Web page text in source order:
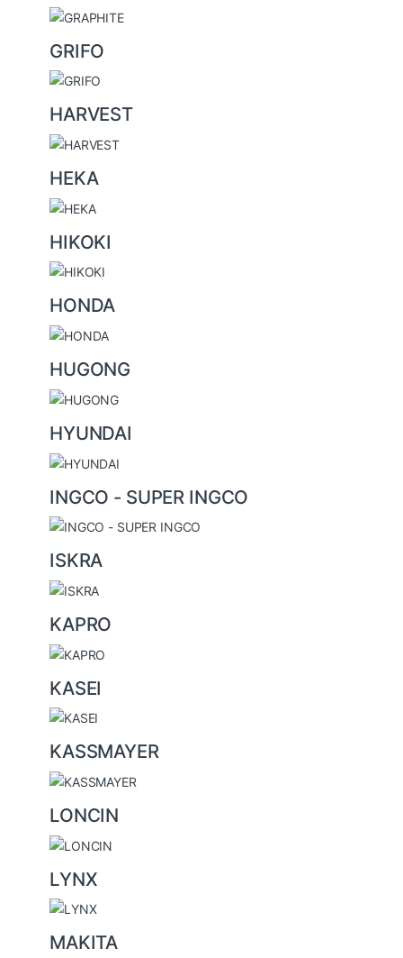
GRIFO
HARVEST
HEKA
HIKOKI
HONDA
HUGONG
HYUNDAI
INGCO - SUPER INGCO
ISKRA
KAPRO
KASEI
KASSMAYER
LONCIN
LYNX
MAKITA